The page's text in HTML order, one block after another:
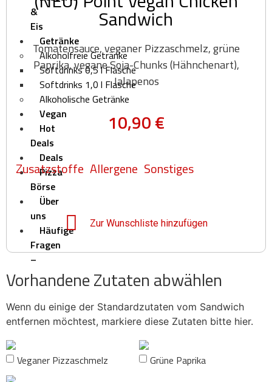
&
Eis
Getränke
Alkoholfreie Getränke
Softdrinks 0,5 l Flasche
Softdrinks 1,0 l Flasche
Alkoholische Getränke
Vegan
Hot
Deals
Deals
Pizza
Börse
Über
uns
Häufige
Fragen
–
Pizza
Point
Worms
Sandwich
Tomatensauce, veganer Pizzaschmelz, grüne
Paprika, vegane Soja-Chunks (Hähnchenart),
Jalapenos
10,90€
Zusatzstoffe Allergene Sonstiges
Zur Wunschliste hinzufügen
Vorhandene Zutaten abwählen
Wenn du einige der Standardzutaten vom Sandwich
entfernen möchtest, markiere diese Zutaten bitte hier.
Veganer Pizzaschmelz Grüne Paprika